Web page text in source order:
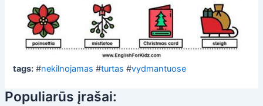
tags: #nekilnojamas #turtas #vydmantuose
Populiarūs įrašai: